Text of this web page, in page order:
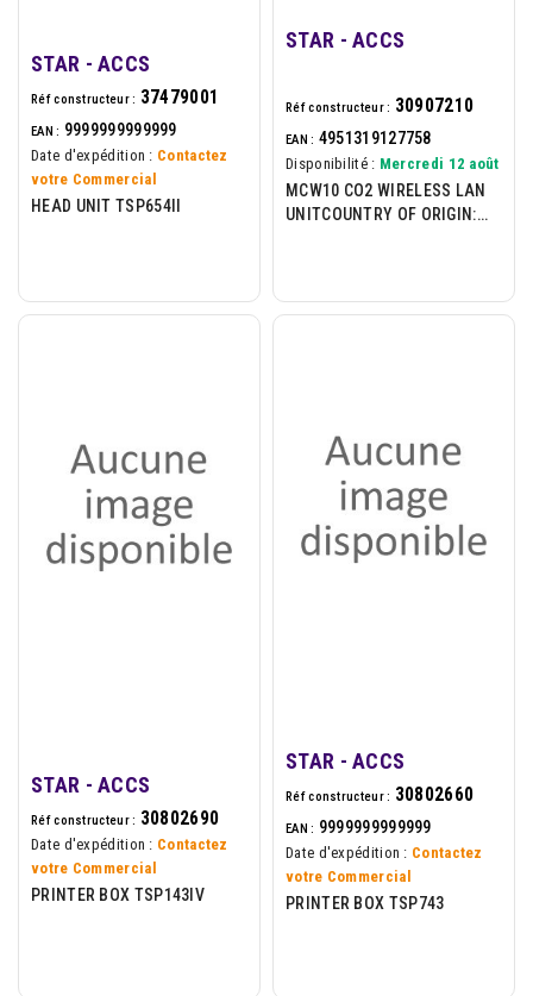
STAR - ACCS
Réf constructeur : 37479001
EAN : 9999999999999
Date d'expédition : Contactez
votre Commercial
HEAD UNIT TSP654II
STAR - ACCS
Réf constructeur : 30907210
EAN : 4951319127758
Disponibilité : Mercredi 12 août
MCW10 CO2 WIRELESS LAN
UNITCOUNTRY OF ORIGIN:
STAR - ACCS
Réf constructeur : 30802690
Date d'expédition : Contactez
votre Commercial
PRINTER BOX TSP143IV
STAR - ACCS
Réf constructeur : 30802660
EAN : 9999999999999
Date d'expédition : Contactez
votre Commercial
PRINTER BOX TSP743